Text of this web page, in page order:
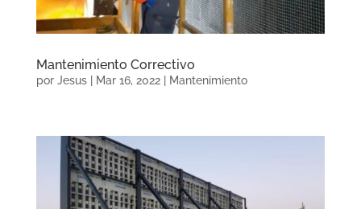
Mantenimiento Correctivo
por Jesus| Mar 16, 2022| Mantenimiento